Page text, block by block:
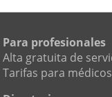
Para profesionales
Alta gratuita de
Tarifas para